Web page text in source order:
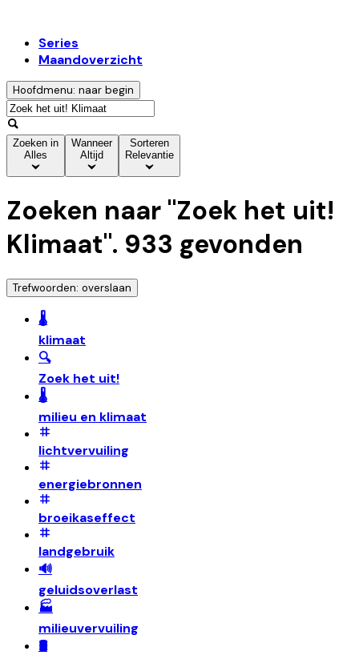
Series
Maandoverzicht
Hoofdmenu: naar begin
Zoeken in
Alles
Wanneer
Altijd
Sorteren
Relevantie
Zoeken naar "Zoek het uit!
Klimaat". 933 gevonden
Trefwoorden: overslaan
🌡️
klimaat
🔍
Zoek het uit!
🌡️
milieu en klimaat
lichtvervuiling
energiebronnen
broeikaseffect
landgebruik
🔊
geluidsoverlast
🏭
milieuvervuiling
🛢️